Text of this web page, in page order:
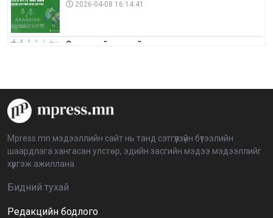
2026-04-08 16:14:41
Сонгуулийн хуулийн зөрчил, шалгах,
аймагт үргэлжилж байна
BTS-ийн тоглолтыг Netflix дэлхий даяар шууд
дамжуулна
Иргэдийн төлөөлөгчдийн хурлын 2026 оны
Mpress.mn мэдээллийн сайт нь танд сэтгүүлзүйн бүтээлийн
шаардлага хангасан улстөр, эдийн засгийн мэдээ мэдээллийг
хүргэж ажиллана.
Бидний тухай
Редакцийн бодлого